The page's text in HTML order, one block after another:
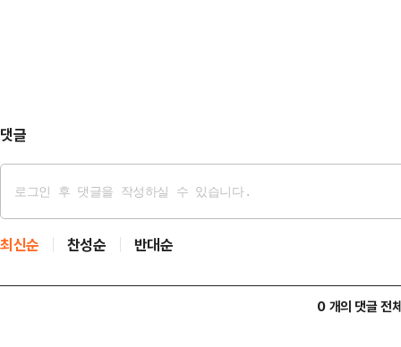
댓글
최신순 찬성순 반대순
0 개의 댓글 전